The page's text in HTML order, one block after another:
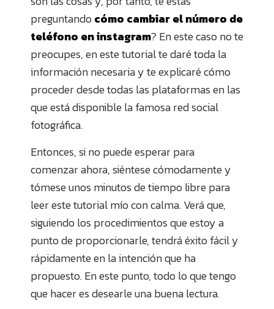
preguntandocómo cambiar el número de
teléfono en instagram? En este caso no te
preocupes, en este tutorial te daré toda la
información necesaria y te explicaré cómo
proceder desde todas las plataformas en las
que está disponible la famosa red social
fotográfica.
Entonces, si no puede esperar para
comenzar ahora, siéntese cómodamente y
tómese unos minutos de tiempo libre para
leer este tutorial mío con calma. Verá que,
siguiendo los procedimientos que estoy a
punto de proporcionarle, tendrá éxito fácil y
rápidamente en la intención que ha
propuesto. En este punto, todo lo que tengo
que hacer es desearle una buena lectura.